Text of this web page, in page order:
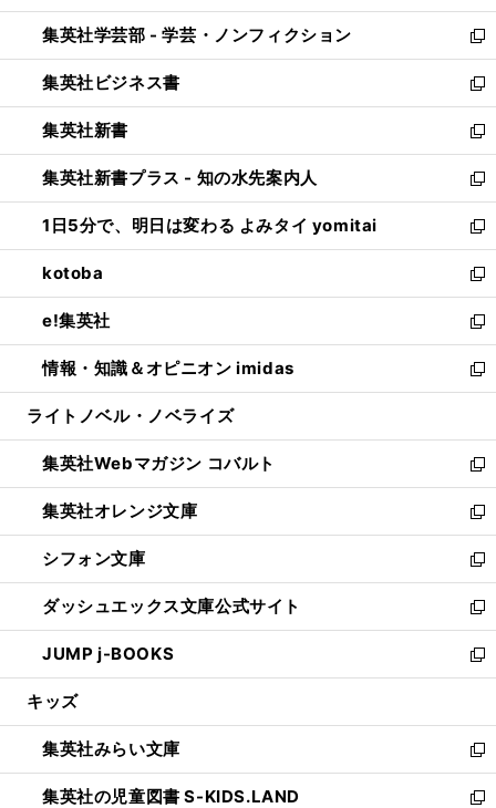
開
く
ウ
で
開
く
ン
ド
ウ
で
開
く
ウ
ィ
ン
ド
ウ
で
開
く
集英社学芸部 - 学芸・ノンフィクション
新
し
い
ウ
ィ
ン
ド
ウ
で
開
く
集英社ビジネス書
新
し
い
ウ
ィ
ン
ド
ウ
で
開
く
集英社新書
新
し
い
ウ
ィ
ン
ド
ウ
で
開
く
集英社新書プラス - 知の水先案内人
新
し
い
ウ
ィ
ン
ド
ウ
で
開
1日5分で、明日は変わる よみタイ yomitai
新
し
い
ウ
ィ
ン
ド
ウ
開
く
kotoba
新
し
い
ウ
ィ
ン
ウ
で
開
く
e!集英社
新
し
い
ウ
ン
ド
ウ
で
開
く
情報・知識＆オピニオン imidas
新
し
ウ
ィ
ン
ド
ウ
で
開
く
ライトノベル・ノベライズ
集英社Webマガジン コバルト
新
し
い
ウ
ィ
ン
ド
ウ
で
開
集英社オレンジ文庫
新
し
い
ウ
ィ
ン
ド
ウ
開
く
シフォン文庫
新
し
い
ウ
ィ
ン
ウ
で
開
く
ダッシュエックス文庫公式サイト
新
し
い
ウ
ン
ド
ウ
で
JUMP j-BOOKS
新
し
ウ
ィ
ン
ド
キッズ
集英社みらい文庫
新
し
い
集英社の児童図書 S-KIDS.LAND
新